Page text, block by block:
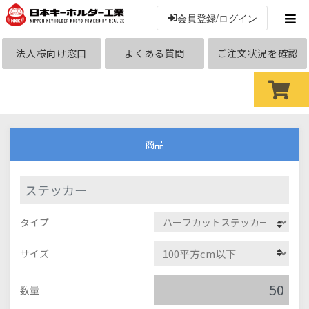
会員登録/ログイン
法人様向け窓口 よくある質問 ご注文状況を確認
商品
ステッカー
タイプ
サイズ
数量